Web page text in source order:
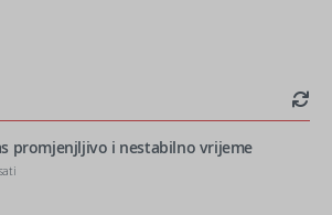
promjenjljivo i nestabilno vrijeme